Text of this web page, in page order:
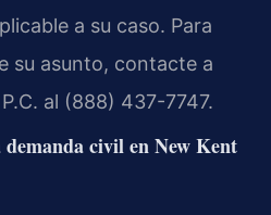
a su caso. Para
su asunto, contacte a
al (888) 437-7747.
demanda civil en New Kent